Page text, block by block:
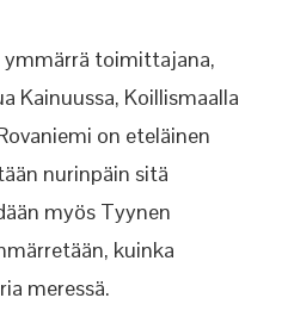
ymmärrä toimittajana,
Kainuussa, Koillismaalla
on eteläinen
nurinpäin sitä
myös Tyynen
kuinka
meressä.